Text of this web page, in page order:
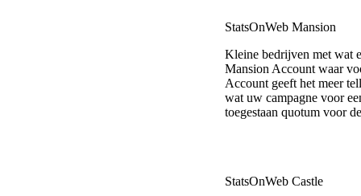
StatsOnWeb Mansion
Kleine bedrijven met wat
Mansion Account waar
Account geeft het meer
wat uw campagne voor
toegestaan quotum voor
StatsOnWeb Castle